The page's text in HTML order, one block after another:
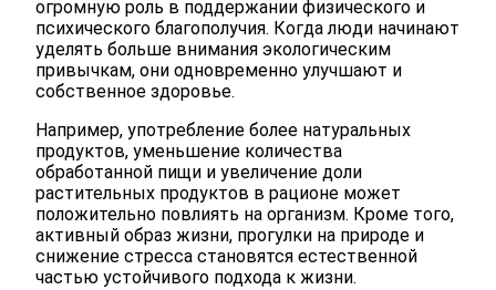
огромную роль в поддержании физического и
психического благополучия. Когда люди начинают
уделять больше внимания экологическим
привычкам, они одновременно улучшают и
собственное здоровье.
Например, употребление более натуральных
продуктов, уменьшение количества
обработанной пищи и увеличение доли
растительных продуктов в рационе может
положительно повлиять на организм. Кроме того,
активный образ жизни, прогулки на природе и
снижение стресса становятся естественной
частью устойчивого подхода к жизни.